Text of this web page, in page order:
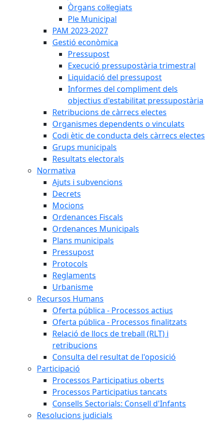
Òrgans col·legiats
Ple Municipal
PAM 2023-2027
Gestió econòmica
Pressupost
Execució pressupostària trimestral
Liquidació del pressupost
Informes del compliment dels
objectius d'estabilitat pressupostària
Retribucions de càrrecs electes
Organismes dependents o vinculats
Codi ètic de conducta dels càrrecs electes
Grups municipals
Resultats electorals
Normativa
Ajuts i subvencions
Decrets
Mocions
Ordenances Fiscals
Ordenances Municipals
Plans municipals
Pressupost
Protocols
Reglaments
Urbanisme
Recursos Humans
Oferta pública - Processos actius
Oferta pública - Processos finalitzats
Relació de llocs de treball (RLT) i
retribucions
Consulta del resultat de l'oposició
Participació
Processos Participatius oberts
Processos Participatius tancats
Consells Sectorials: Consell d'Infants
Resolucions judicials